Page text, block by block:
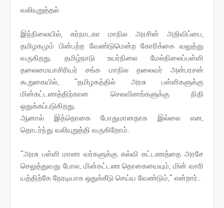
வலியுறுத்தல்
இந்நிலையில், கர்நாடகா மாநில அரசின் அறிவிப்பை,
தமிழகமும் பின்பற்ற வேண்டுமென்ற கோரிக்கை வலுத்து
வருகிறது. தமிழ்நாடு உயர்நிலை மேல்நிலைப்பள்ளி
தலைமையாசிரியர் சங்க மாநில தலைவர் அன்பரசன்
கூறுகையில், ''தமிழகத்தில் அரசு பள்ளிகளுக்கு
மின்கட்டணத்திற்கான செலவினங்களுக்கு நிதி
ஒதுக்கப்படுகிறது.
ஆனால் இத்தொகை போதுமானதாக இல்லை என,
தொடர்ந்து வலியுறுத்தி வருகிறோம்.
''அரசு பள்ளி மாண வர்களுக்கு கல்வி கட்டணத்தை அரசே
செலுத்துவது போல, மின்கட்டண தொகையையும், மின் வாரி
யத்திற்கே நேரடியாக ஒதுக்கீடு செய்ய வேண்டும்,'' என்றார்..